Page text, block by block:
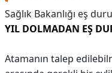
Sağlık Bakanlığı eş
YIL DOLMADAN EŞ
Atamanın talep